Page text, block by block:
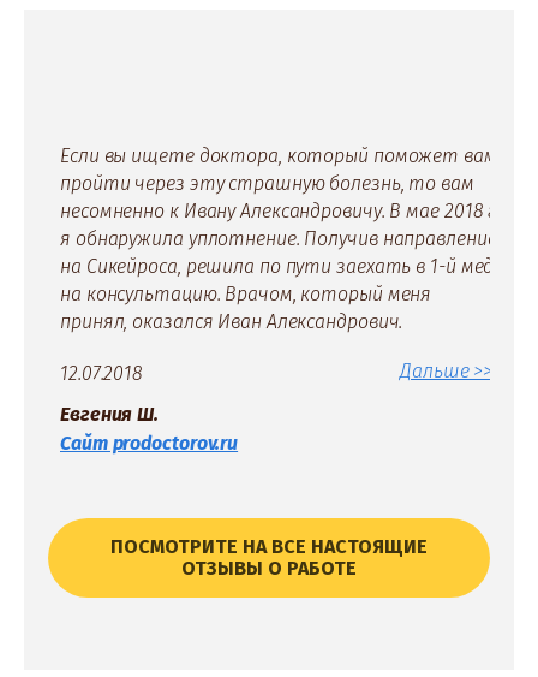
Если вы ищете доктора, который поможет вам
пройти через эту страшную болезнь, то вам
несомненно к Ивану Александровичу. В мае 2018 г.
я обнаружила уплотнение. Получив направление
на Сикейроса, решила по пути заехать в 1-й мед.
на консультацию. Врачом, который меня
принял, оказался Иван Александрович.
Дальше >>>
12.07.2018
Евгения Ш.
Сайт prodoctorov.ru
ПОСМОТРИТЕ НА ВСЕ НАСТОЯЩИЕ
ОТЗЫВЫ О РАБОТЕ